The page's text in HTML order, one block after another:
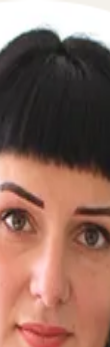
права в течение 5 минут!
мгновенно: